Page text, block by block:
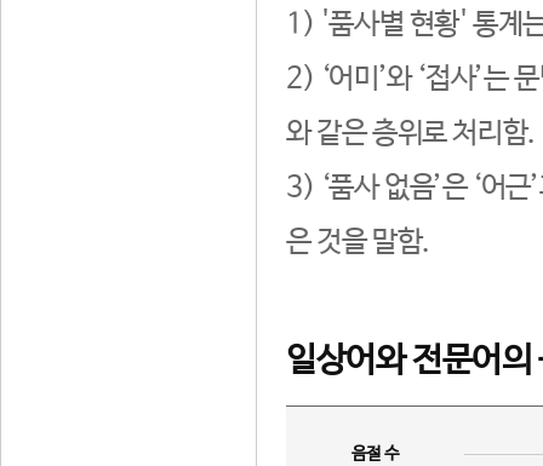
1) '품사별 현황' 통계
2) ‘어미’와 ‘접사’는
와 같은 층위로 처리함.
3) ‘품사 없음’은 ‘어
은 것을 말함.
일상어와 전문어의
음절 수